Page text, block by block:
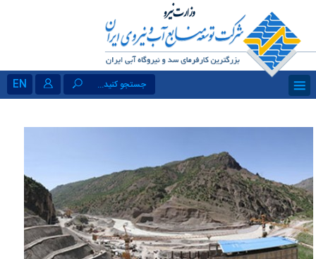
EN جستجو کنید...